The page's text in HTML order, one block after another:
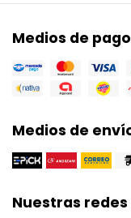
Medios de pago
Medios de
Nuestras